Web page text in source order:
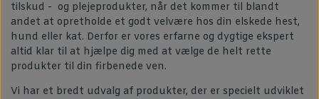
tilskud - og plejeprodukter, når det kommer til blandt
andet at opretholde et godt velvære hos din elskede hest,
hund eller kat. Derfor er vores erfarne og dygtige ekspert
altid klar til at hjælpe dig med at vælge de helt rette
produkter til din firbenede ven.
Vi har et bredt udvalg af produkter, der er specielt udviklet